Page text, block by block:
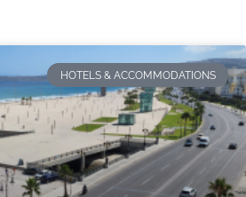
HOTELS & ACCOMMODATIONS